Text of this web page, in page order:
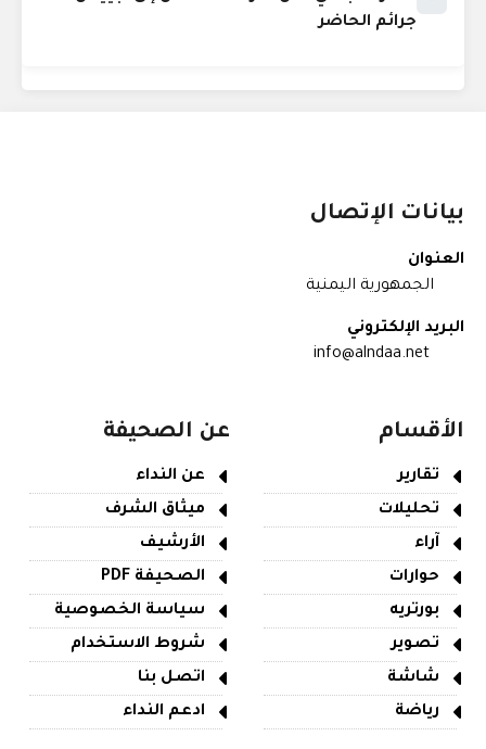
جرائم الحاضر
بيانات الإتصال
العنوان
الجمهورية اليمنية
البريد الإلكتروني
info@alndaa.net
الأقسام
تقارير
تحليلات
آراء
حوارات
بورتريه
تصوير
شاشة
رياضة
عن الصحيفة
عن النداء
ميثاق الشرف
الأرشيف
الصحيفة PDF
سياسة الخصوصية
شروط الاستخدام
اتصل بنا
ادعم النداء